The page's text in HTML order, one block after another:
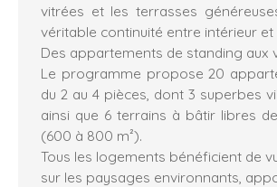
vitrées et les terrasses
véritable continuité entre intérieur et
Des appartements de standing aux
Le programme propose 20
du 2 au 4 pièces, dont 3 superbes
ainsi que 6 terrains à bâtir libres
(600 à 800 m²).
Tous les logements bénéficient de
sur les paysages environnants,